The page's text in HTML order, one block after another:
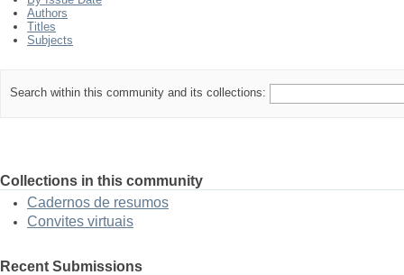
Authors
Titles
Subjects
Search within this community and its collections:
Collections in this community
Cadernos de resumos
Convites virtuais
Recent Submissions